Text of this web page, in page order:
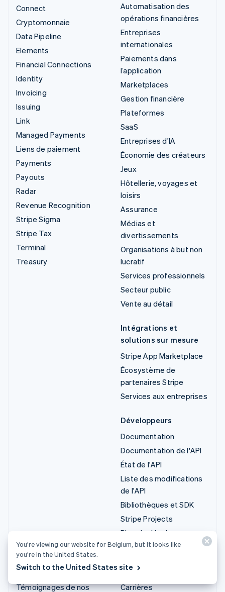
Connect
Cryptomonnaie
Data Pipeline
Elements
Financial Connections
Identity
Invoicing
Issuing
Link
Managed Payments
Liens de paiement
Payments
Payouts
Radar
Revenue Recognition
Stripe Sigma
Stripe Tax
Terminal
Treasury
Automatisation des
opérations financières
Entreprises
internationales
Paiements dans
l’application
Marketplaces
Gestion financière
Plateformes
SaaS
Entreprises d'IA
Économie des créateurs
Jeux
Hôtellerie, voyages et
loisirs
Assurance
Médias et
divertissements
Organisations à but non
lucratif
Services professionnels
Secteur public
Vente au détail
Intégrations et
solutions sur mesure
Stripe App Marketplace
Écosystème de
partenaires Stripe
Services aux entreprises
Développeurs
Documentation
Documentation de l'API
État de l'API
Liste des modifications
de l'API
Bibliothèques et SDK
Stripe Projects
Blog du développeur
Ressources
Guides
Témoignages de nos
Roadmap produit
Carrières
You’re viewing our website for Belgium, but it looks like
you’re in the United States.
Switch to the United States site